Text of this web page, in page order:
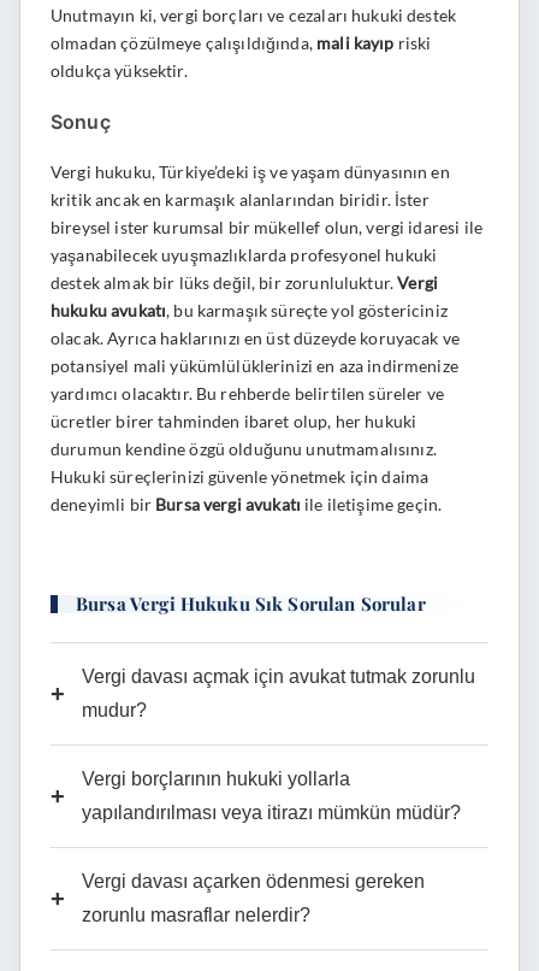
Unutmayın ki, vergi borçları ve cezaları hukuki destek
olmadan çözülmeye çalışıldığında, mali kayıp riski
oldukça yüksektir.
Sonuç
Vergi hukuku, Türkiye’deki iş ve yaşam dünyasının en
kritik ancak en karmaşık alanlarından biridir. İster
bireysel ister kurumsal bir mükellef olun, vergi idaresi ile
yaşanabilecek uyuşmazlıklarda profesyonel hukuki
destek almak bir lüks değil, bir zorunluluktur.Vergi
hukuku avukatı, bu karmaşık süreçte yol göstericiniz
olacak. Ayrıca haklarınızı en üst düzeyde koruyacak ve
potansiyel mali yükümlülüklerinizi en aza indirmenize
yardımcı olacaktır. Bu rehberde belirtilen süreler ve
ücretler birer tahminden ibaret olup, her hukuki
durumun kendine özgü olduğunu unutmamalısınız.
Hukuki süreçlerinizi güvenle yönetmek için daima
deneyimli bir Bursa vergi avukatı ile iletişime geçin.
Bursa Vergi Hukuku Sık Sorulan Sorular
+
Vergi davası açmak için avukat tutmak zorunlu
mudur?
+
Vergi borçlarının hukuki yollarla
yapılandırılması veya itirazı mümkün müdür?
+
Vergi davası açarken ödenmesi gereken
zorunlu masraflar nelerdir?